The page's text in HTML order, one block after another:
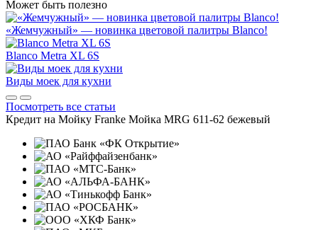
Может быть полезно
«Жемчужный» — новинка цветовой палитры Blanco!
Blanco Metra XL 6S
Виды моек для кухни
Посмотреть все статьи
Кредит на Мойку Franke Мойка MRG 611-62 бежевый